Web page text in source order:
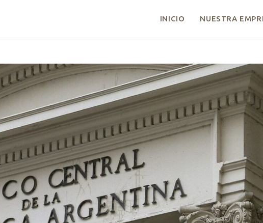
INICIO NUESTRA